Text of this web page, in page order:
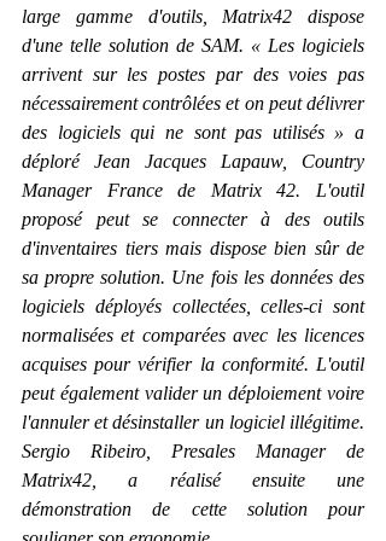
large gamme d'outils, Matrix42 dispose
d'une telle solution de SAM. « Les logiciels
arrivent sur les postes par des voies pas
nécessairement contrôlées et on peut délivrer
des logiciels qui ne sont pas utilisés » a
déploré Jean Jacques Lapauw, Country
Manager France de Matrix 42. L'outil
proposé peut se connecter à des outils
d'inventaires tiers mais dispose bien sûr de
sa propre solution. Une fois les données des
logiciels déployés collectées, celles-ci sont
normalisées et comparées avec les licences
acquises pour vérifier la conformité. L'outil
peut également valider un déploiement voire
l'annuler et désinstaller un logiciel illégitime.
Sergio Ribeiro, Presales Manager de
Matrix42, a réalisé ensuite une
démonstration de cette solution pour